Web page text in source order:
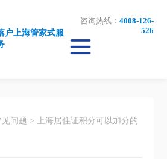
户上海管家式服
咨询热线： 4008-126-
526
见问题 > 上海居住证积分可以加分的